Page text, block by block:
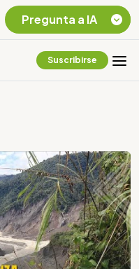
Suscribirse
Pregunta a IA
Amazonia Ecuatoriana
¿En que consiste la
tasa minera que rige en
Ecuador?